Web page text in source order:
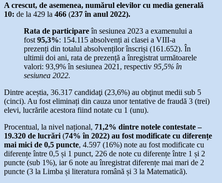
A crescut, de asemenea, numărul elevilor cu media generală
10: de la 429 la 466 (237 în anul 2022).
Rata de participareîn sesiunea 2023 a examenului a
fost 95,3%: 154.115 absolvenți ai clasei a VIII-a
prezenți din totalul absolvenților înscriși (161.652). În
ultimii doi ani, rata de prezență a înregistrat următoarele
valori: 93,9% în sesiunea 2021, respectiv 95,5% în
sesiunea 2022.
Dintre aceștia, 36.317 candidaţi (23,6%) au obţinut medii sub 5
(cinci). Au fost eliminați din cauza unor tentative de fraudă 3 (trei)
elevi, lucrările acestora fiind notate cu 1 (unu).
Procentual, la nivel național, 71,2% dintre notele contestate –
19.320 de lucrări (74% în 2022) au fost modificate cu diferențe
mai mici de 0,5 puncte, 4.597 (16%) note au fost modificate cu
diferențe între 0,5 și 1 punct, 226 de note cu diferențe între 1 și 2
puncte (sub 1%), iar 6 note au înregistrat diferențe mai mari de 2
puncte (3 la Limba și literatura română și 3 la Matematică).